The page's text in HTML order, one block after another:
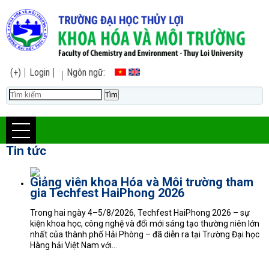
(+) Login Ngôn ngữ:
Tin tức
Giảng viên khoa Hóa và Môi trường tham
gia Techfest HaiPhong 2026
Trong hai ngày 4–5/8/2026, Techfest HaiPhong 2026 – sự
kiện khoa học, công nghệ và đổi mới sáng tạo thường niên lớn
nhất của thành phố Hải Phòng – đã diễn ra tại Trường Đại học
Hàng hải Việt Nam với...